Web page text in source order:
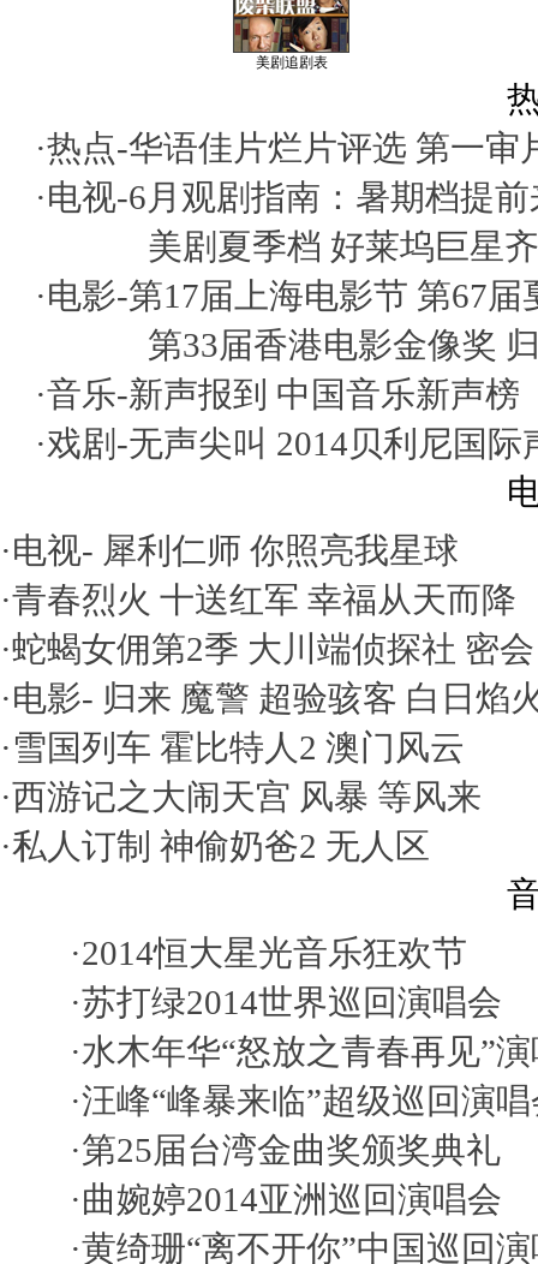
美剧追剧表
·热点-华语佳片烂片评选 第一审
·电视-6月观剧指南：暑期档提
美剧夏季档 好莱坞巨星
·电影-第17届上海电影节 第67届
第33届香港电影金像奖
·音乐-新声报到 中国音乐新声榜
·戏剧-无声尖叫 2014贝利尼国际
·电视- 犀利仁师 你照亮我星球
·青春烈火 十送红军 幸福从天而降
·蛇蝎女佣第2季 大川端侦探社 密会
·电影- 归来 魔警 超验骇客 白日焰
·雪国列车 霍比特人2 澳门风云
·西游记之大闹天宫 风暴 等风来
·私人订制 神偷奶爸2 无人区
·2014恒大星光音乐狂欢节
·苏打绿2014世界巡回演唱会
·水木年华“怒放之青春再见”
·汪峰“峰暴来临”超级巡回演
·第25届台湾金曲奖颁奖典礼
·曲婉婷2014亚洲巡回演唱会
·黄绮珊“离不开你”中国巡回